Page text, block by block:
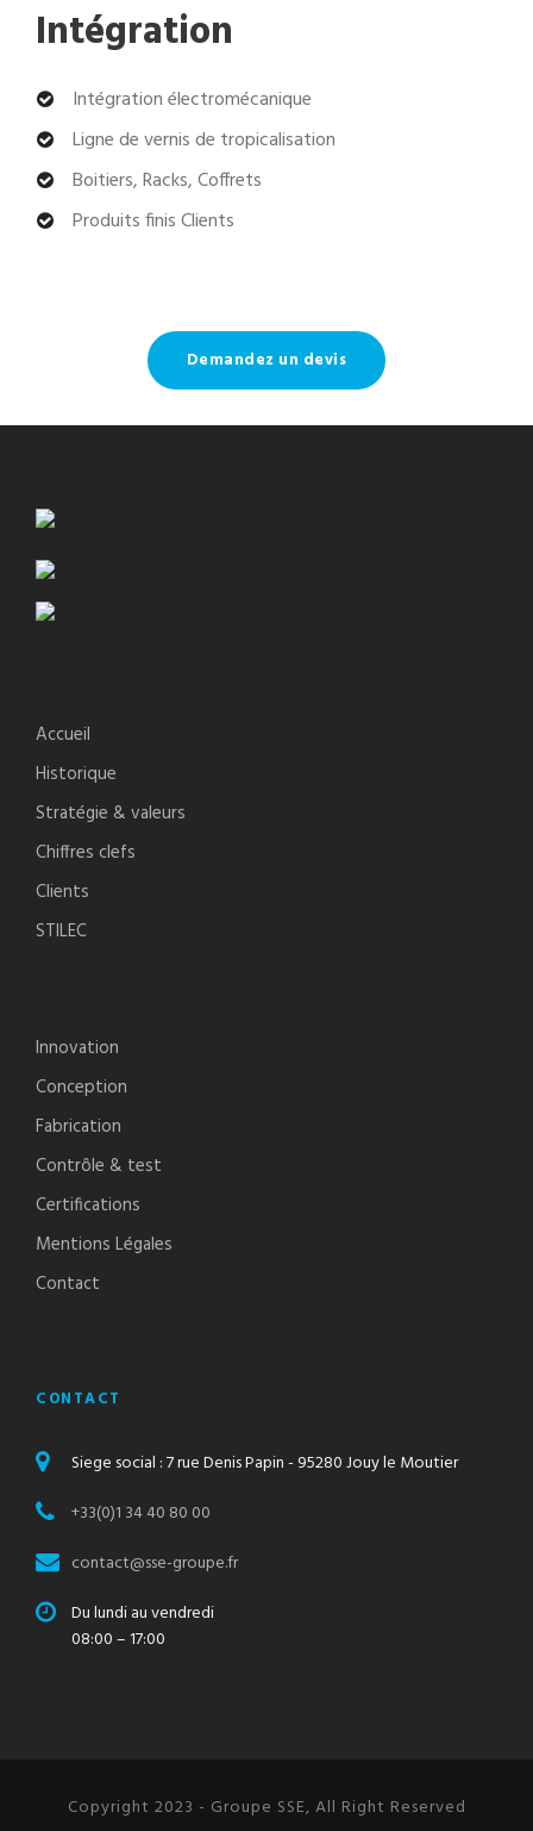
Intégration
Intégration électromécanique
Ligne de vernis de tropicalisation
Boitiers, Racks, Coffrets
Produits finis Clients
Demandez un devis
Accueil
Historique
Stratégie & valeurs
Chiffres clefs
Clients
STILEC
Innovation
Conception
Fabrication
Contrôle & test
Certifications
Mentions Légales
Contact
CONTACT
Siege social : 7 rue Denis Papin - 95280 Jouy le Moutier
+33(0)1 34 40 80 00
contact@sse-groupe.fr
Du lundi au vendredi
08:00 – 17:00
Copyright 2023 - Groupe SSE, All Right Reserved